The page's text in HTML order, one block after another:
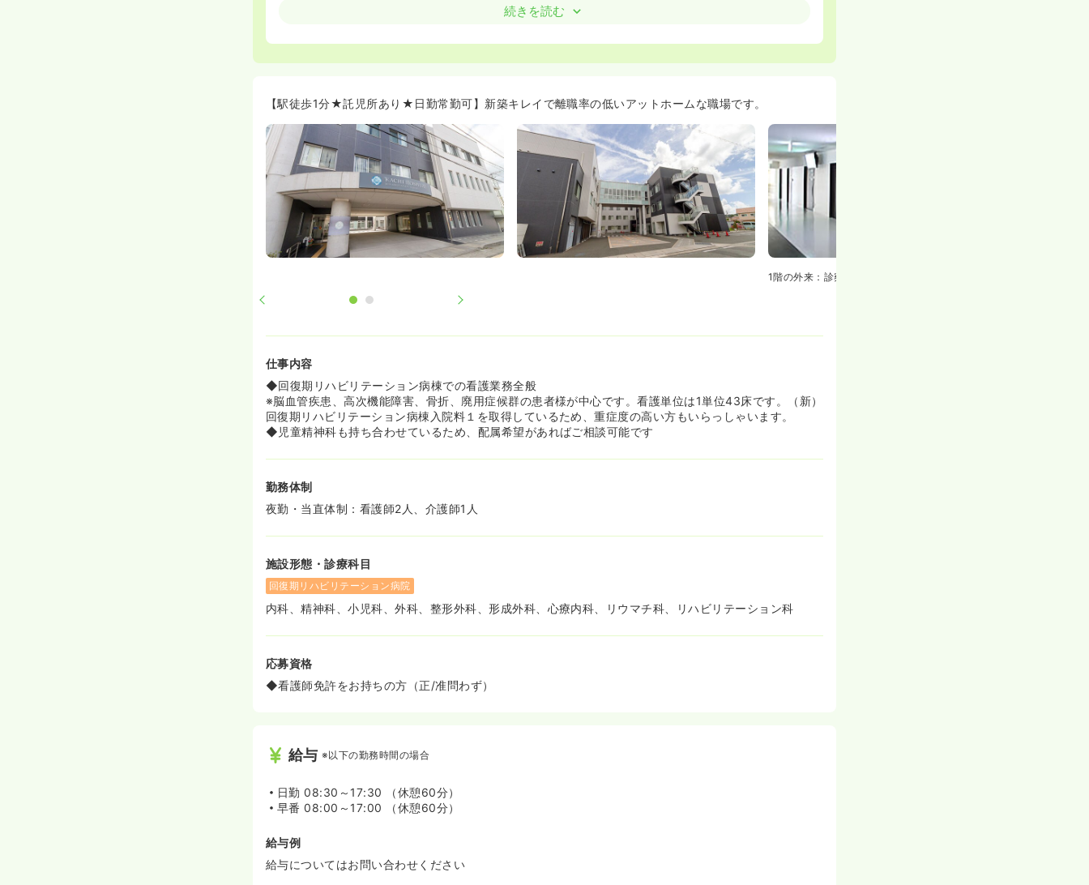
続きを読む
【駅徒歩1分★託児所あり★日勤常勤可】新築キレイで離職率の低いアットホームな職場です。
1階の外来：診察室です。
仕事内容
◆回復期リハビリテーション病棟での看護業務全般
※脳血管疾患、高次機能障害、骨折、廃用症候群の患者様が中心です。看護単位は1単位43床です。（新）
回復期リハビリテーション病棟入院料１を取得しているため、重症度の高い方もいらっしゃいます。
◆児童精神科も持ち合わせているため、配属希望があればご相談可能です
勤務体制
夜勤・当直体制：看護師2人、介護師1人
施設形態・診療科目
回復期リハビリテーション病院
内科、精神科、小児科、外科、整形外科、形成外科、心療内科、リウマチ科、リハビリテーション科
応募資格
◆看護師免許をお持ちの方（正/准問わず）
給与 ※以下の勤務時間の場合
日勤 08:30～17:30 （休憩60分）
早番 08:00～17:00 （休憩60分）
給与例
給与についてはお問い合わせください